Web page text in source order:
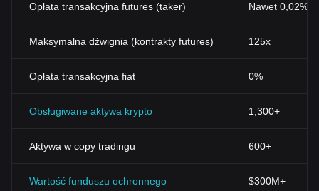
Opłata transakcyjna futures (taker) Nawet 0,02%
Maksymalna dźwignia (kontrakty futures) 125x
Opłata transakcyjna fiat 0%
Obsługiwane aktywa krypto 1,300+
Aktywa w copy tradingu 600+
Wartość funduszu ochronnego $300M+